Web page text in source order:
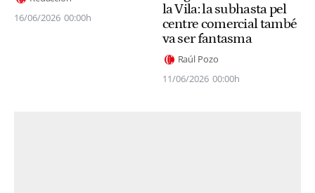
16/06/2026 00:00h
la Vila: la subhasta pel
centre comercial també
va ser fantasma
Raúl Pozo
11/06/2026 00:00h